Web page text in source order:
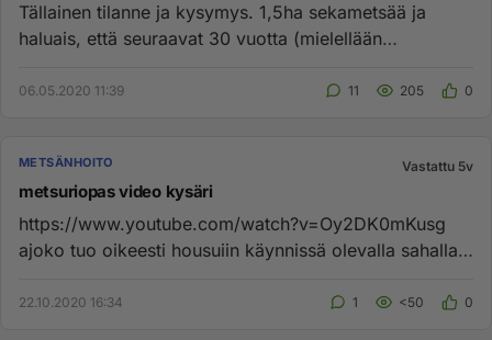
Tällainen tilanne ja kysymys. 1,5ha sekametsää ja
haluais, että seuraavat 30 vuotta (mielellään
06.05.2020 11:39 11 205 0
METSÄNHOITO Vastattu 5v
metsuriopas video kysäri
https://www.youtube.com/watch?v=Oy2DK0mKusg
ajoko tuo oikeesti housuiin käynnissä olevalla sahalla
22.10.2020 16:34 1 <50 0